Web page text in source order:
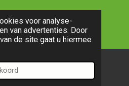
voor analyse-
van advertenties. Door
de site gaat u hiermee